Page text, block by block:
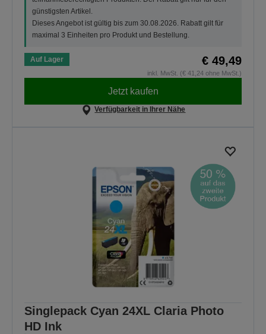
günstigsten Artikel.
Dieses Angebot ist gültig bis zum 30.08.2026. Rabatt gilt für
maximal 3 Einheiten pro Produkt und Bestellung.
Auf Lager € 49,49
inkl. MwSt. (€ 41,24 ohne MwSt.)
Jetzt kaufen
Verfügbarkeit in Ihrer Nähe
Singlepack Cyan 24XL Claria Photo
HD Ink